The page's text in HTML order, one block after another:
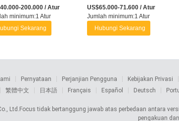
Pabrik Penghancur
...
200.000 / Atur
minimum:1 Atur
Sekarang
Lengkap dengan
Pengumpan untuk ...
US$65.000-71.600 / Atur
Jumlah minimum:1 Atur
Hubungi Sekarang
Pernyataan Perjanjian Pengguna Kebijakan Privasi
繁體中文 日本語 Français Español Deutsch
Ltd.Focus tidak bertanggung jawab atas perbedaan antara
pengakuan